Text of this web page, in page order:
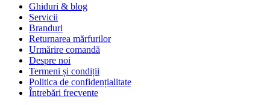
Ghiduri & blog
Servicii
Branduri
Returnarea mărfurilor
Urmărire comandă
Despre noi
Termeni și condiții
Politica de confidențialitate
Întrebări frecvente